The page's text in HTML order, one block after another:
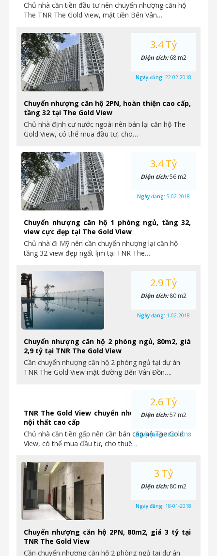
Chủ nhà cần tiền đầu tư nên chuyển nhượng căn hộ
The TNR The Gold View, mặt tiền Bến Vân…
Chuyển nhượng căn hộ 2PN, hoàn thiện cao cấp,
tầng 32 tại The Gold View
Chủ nhà định cư nước ngoài nên bán lại căn hộ The
Gold View, có thể mua đầu tư, cho…
3.4 Tỷ
Diện tích:68 m2
Ngày đăng: 22-02-2018
Chuyển nhượng căn hộ 1 phòng ngủ, tầng 32,
view cực đẹp tại The Gold View
Chủ nhà đi Mỹ nên cần chuyển nhượng lại căn hộ
tầng 32 view đẹp ngất lịm tại TNR The…
3.4 Tỷ
Diện tích:56 m2
Ngày đăng: 5-02-2018
Chuyển nhượng căn hộ 2 phòng ngủ, 80m2, giá
2,9 tỷ tại TNR The Gold View
Cần chuyển nhượng căn hộ 2 phòng ngủ tại dự án
TNR The Gold View mặt đường Bến Vân Đồn….
2.9 Tỷ
Diện tích:80 m2
Ngày đăng: 1-02-2018
TNR The Gold View chuyển nhượng căn hộ 1PN
nội thất cao cấp
Chủ nhà cần tiền gấp nên cần bán căn hộ The Gold
View, có thể mua đầu tư, cho thuê…
2.6 Tỷ
Diện tích:57 m2
Ngày đăng:18-01-2018
Chuyển nhượng căn hộ 2PN, 80m2, giá 3 tỷ tại
TNR The Gold View
Cần chuyển nhượng căn hộ 2 phòng ngủ tại dự án
3 Tỷ
Diện tích:80 m2
Ngày đăng: 18-01-2018